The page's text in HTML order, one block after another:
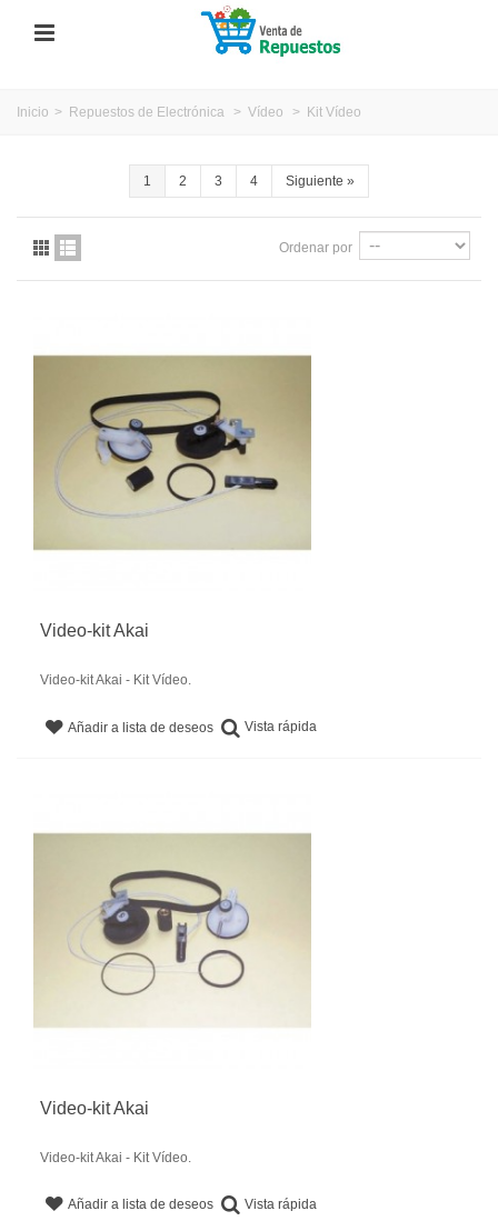
Inicio > Repuestos de Electrónica > Vídeo > Kit Vídeo
1 2 3 4 Siguiente »
Ordenar por
Video-kit Akai
Video-kit Akai - Kit Vídeo.
Añadir a lista de deseos Vista rápida
Video-kit Akai
Video-kit Akai - Kit Vídeo.
Añadir a lista de deseos Vista rápida